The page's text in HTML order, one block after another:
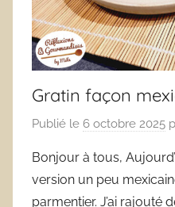
Gratin façon
Publié le 6 octobre 2025
Bonjour à tous,
version un peu
parmentier. J’ai rajouté